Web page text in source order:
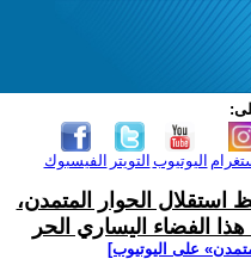
الفيسبوك التويتر اليوتيوب
استقلال الحوار المتمدن،
الفضاء اليساري الحر
على اليوتيوب]